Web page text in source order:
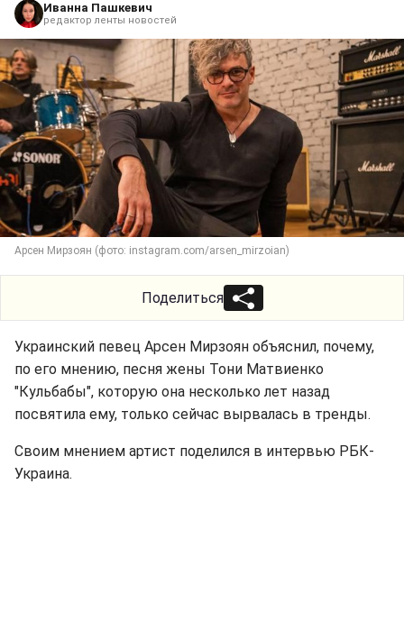
Иванна Пашкевич
редактор ленты новостей
Арсен Мирзоян (фото: instagram.com/arsen_mirzoian)
Поделиться
Украинский певец Арсен Мирзоян объяснил, почему,
по его мнению, песня жены Тони Матвиенко
"Кульбабы", которую она несколько лет назад
посвятила ему, только сейчас вырвалась в тренды.
Своим мнением артист поделился в интервью РБК-
Украина.